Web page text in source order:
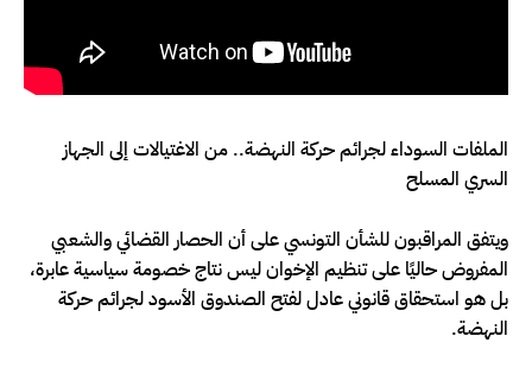
الملفات السوداء لجرائم حركة النهضة.. من الاغتيالات إلى الجهاز
السري المسلح
ويتفق المراقبون للشأن التونسي على أن الحصار القضائي والشعبي
المفروض حاليًا على تنظيم الإخوان ليس نتاج خصومة سياسية عابرة،
بل هو استحقاق قانوني عادل لفتح الصندوق الأسود لجرائم حركة
النهضة.